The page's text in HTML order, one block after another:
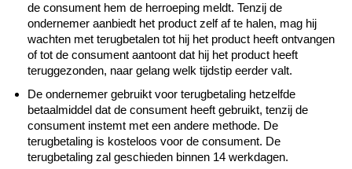
de consument hem de herroeping meldt. Tenzij de
ondernemer aanbiedt het product zelf af te halen, mag hij
wachten met terugbetalen tot hij het product heeft ontvangen
of tot de consument aantoont dat hij het product heeft
teruggezonden, naar gelang welk tijdstip eerder valt.
De ondernemer gebruikt voor terugbetaling hetzelfde
betaalmiddel dat de consument heeft gebruikt, tenzij de
consument instemt met een andere methode. De
terugbetaling is kosteloos voor de consument. De
terugbetaling zal geschieden binnen 14 werkdagen.